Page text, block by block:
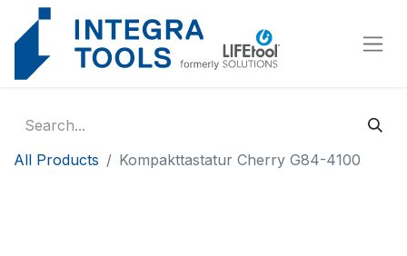
All Products Kompakttastatur Cherry G84-4100
Cookies management panel